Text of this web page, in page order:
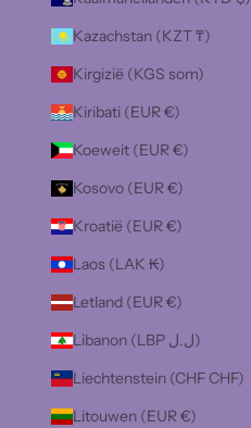
Kazachstan (KZT ₸)
Kirgizië (KGS som)
Kiribati (EUR €)
Koeweit (EUR €)
Kosovo (EUR €)
Kroatië (EUR €)
Laos (LAK ₭)
Letland (EUR €)
Libanon (LBP ل.ل)
Liechtenstein (CHF CHF)
Litouwen (EUR €)